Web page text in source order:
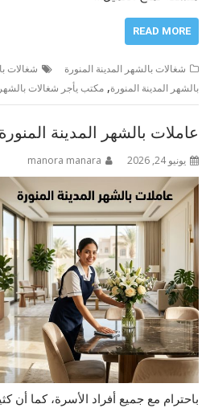
READ MORE
شغالات بالشهر المدينة المنورة شغالات
بالشهر المدينة المنورة,مكتب يأجر شغالات بالشهر
عاملات بالشهر المدينة المنورة
يونيو 24, 2026 manora manara
باحترام مع جميع أفراد الأسرة، كما أن